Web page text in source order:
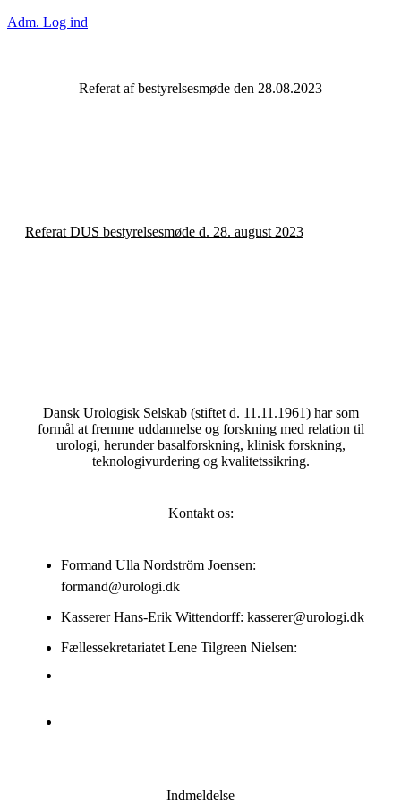
Adm. Log ind
Referat af bestyrelsesmøde den 28.08.2023
Referat DUS bestyrelsesmøde d. 28. august 2023
Dansk Urologisk Selskab (stiftet d. 11.11.1961) har som
formål at fremme uddannelse og forskning med relation til
urologi, herunder basalforskning, klinisk forskning,
teknologivurdering og kvalitetssikring.
Kontakt os:
Formand Ulla Nordström Joensen:
formand@urologi.dk
Kasserer Hans-Erik Wittendorff: kasserer@urologi.dk
Fællessekretariatet Lene Tilgreen Nielsen:
Indmeldelse